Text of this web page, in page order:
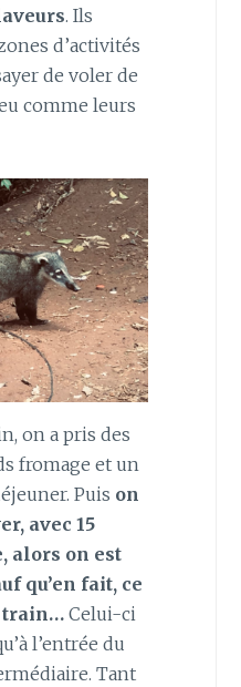
. Ils
d’activités
de voler de
comme leurs
on a pris des
fromage et un
Puis on
avec 15
alors on est
qu’en fait, ce
train… Celui-ci
l’entrée du
Tant